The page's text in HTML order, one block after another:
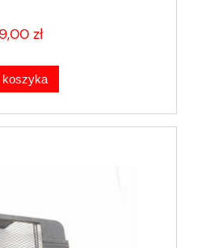
zł
koszyka